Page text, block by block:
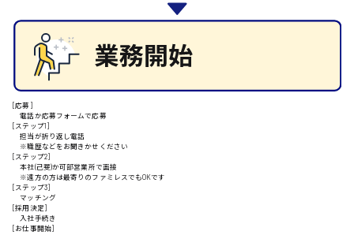
安芸郡
山口県
日給10000円以上
[応募]
電話か応募フォームで応募
[ステップ1]
担当が折り返し電話
※職歴などをお聞きかせください
[ステップ2]
本社(己斐)か可部営業所で面接
※遠方の方は最寄りのファミレスでもOKです
[ステップ3]
マッチング
[採用決定]
入社手続き
[お仕事開始]